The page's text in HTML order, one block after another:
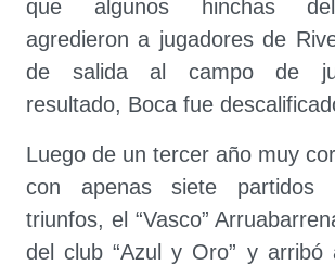
que algunos hinchas del
agredieron a jugadores de
de salida al campo de
resultado, Boca fue
Luego de un tercer año muy
con apenas siete
triunfos, el “Vasco”
del club “Azul y Oro” y arribó